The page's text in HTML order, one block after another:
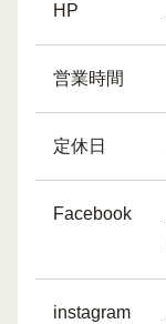
HP
営業時間
定休日
Facebook
instagram